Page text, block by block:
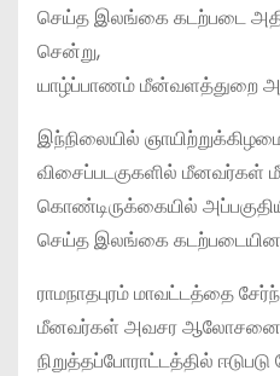
செய்த இலங்கை கடற்படை
சென்று,
யாழ்ப்பாணம் மீன்வளத்துறை
இந்நிலையில்
விசைப்படகுகளில் மீனவர்கள்
கொண்டிருக்கையில்
செய்த இலங்கை கடற்படையினர்
ராமநாதபுரம் மாவட்டத்தை
மீனவர்கள் அவசர ஆலோசனைக்
நிறுத்தப்போராட்டத்தில்